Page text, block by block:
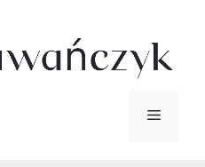
Menu